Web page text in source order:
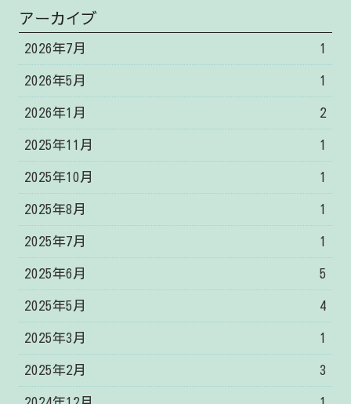
アーカイブ
2026年7月 1
2026年5月 1
2026年1月 2
2025年11月 1
2025年10月 1
2025年8月 1
2025年7月 1
2025年6月 5
2025年5月 4
2025年3月 1
2025年2月 3